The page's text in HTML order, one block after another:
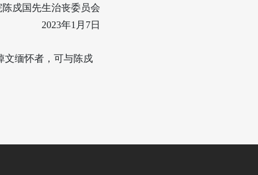
戍国先生治丧委员会
2023年1 月 7日
文缅怀者，可与陈戍